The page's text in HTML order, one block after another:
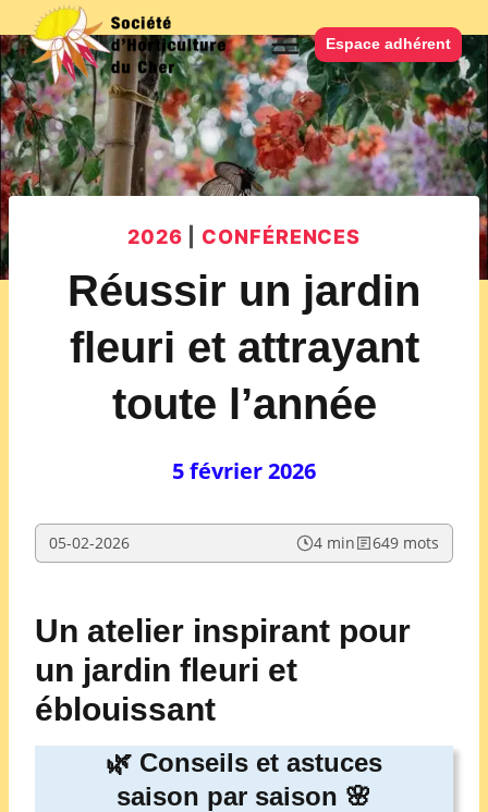
Aller
au
contenu
Espace adhérent
2026 |CONFÉRENCES
Réussir un jardin
fleuri et attrayant
toute l’année
5 février 2026
05-02-2026 4 min 649 mots
Un atelier inspirant pour
un jardin fleuri et
éblouissant
🌿 Conseils et astuces
saison par saison 🌸